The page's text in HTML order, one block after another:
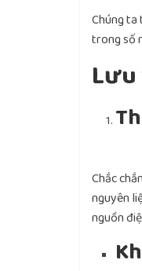
Chúng
trong số
Chắc
nguyên
nguồn